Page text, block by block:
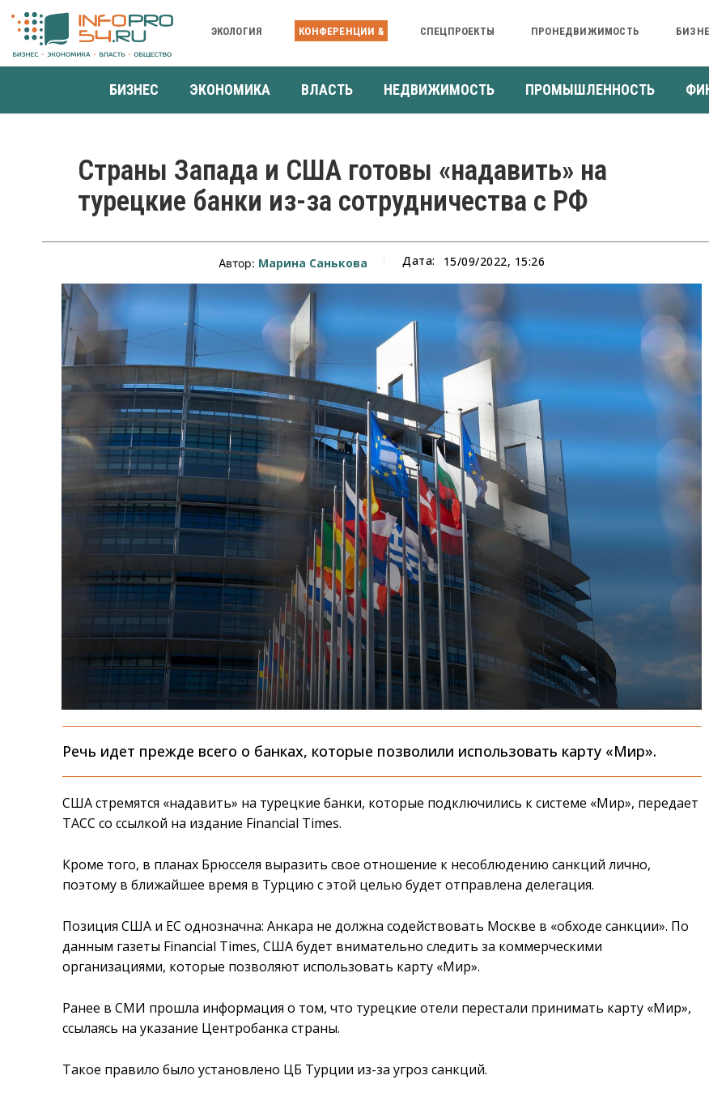
ЭКОЛОГИЯ КОНФЕРЕНЦИИ & СПЕЦПРОЕКТЫ ПРОНЕДВИЖИМОСТЬ
БИЗНЕС ЭКОНОМИКА ВЛАСТЬ НЕДВИЖИМОСТЬ ПРОМЫШЛЕННОСТЬ
Страны Запада и США готовы «надавить» на
турецкие банки из-за сотрудничества с РФ
Автор: Марина Санькова Дата: 15/09/2022, 15:26
Речь идет прежде всего о банках, которые позволили использовать карту «Мир».
США стремятся «надавить» на турецкие банки, которые подключились к системе «Мир», передает
ТАСС со ссылкой на издание Financial Times.
Кроме того, в планах Брюсселя выразить свое отношение к несоблюдению санкций лично,
поэтому в ближайшее время в Турцию с этой целью будет отправлена делегация.
Позиция США и ЕС однозначна: Анкара не должна содействовать Москве в «обходе санкции». По
данным газеты Financial Times, США будет внимательно следить за коммерческими
организациями, которые позволяют использовать карту «Мир».
Ранее в СМИ прошла информация о том, что турецкие отели перестали принимать карту «Мир»,
ссылаясь на указание Центробанка страны.
Такое правило было установлено ЦБ Турции из-за угроз санкций.